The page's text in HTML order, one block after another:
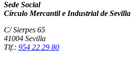
Sede Social
Círculo Mercantil e Industrial de Sevilla
C/ Sierpes 65
41004 Sevilla
Tlf.: 954 22 29 80